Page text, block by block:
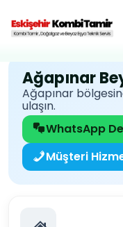
Ağapınar
Ağapınar
ulaşın.
WhatsApp
Müşteri